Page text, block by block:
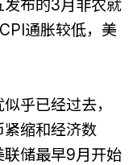
布的3月非农就
通胀较低，美
乎已经过去，
缩和经济数
储最早9月开始